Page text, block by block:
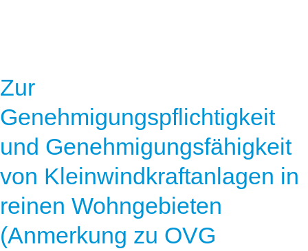
Zur
Genehmigungspflichtigkeit
und Genehmigungsfähigkeit
von Kleinwindkraftanlagen in
reinen Wohngebieten
(Anmerkung zu OVG